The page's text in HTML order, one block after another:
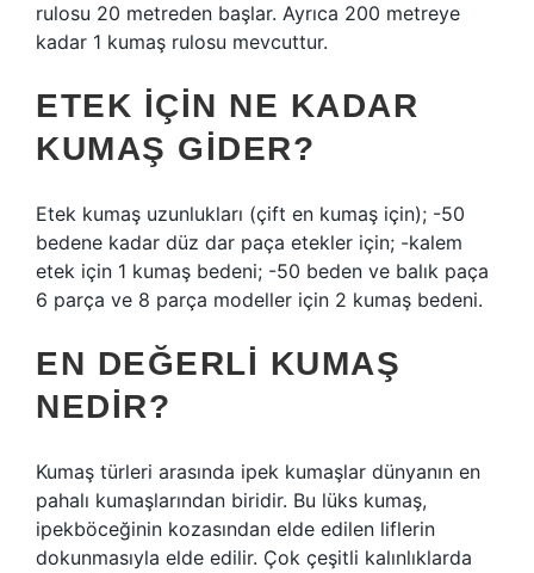
rulosu 20 metreden başlar. Ayrıca 200 metreye
kadar 1 kumaş rulosu mevcuttur.
ETEK IÇIN NE KADAR
KUMAŞ GIDER?
Etek kumaş uzunlukları (çift en kumaş için); -50
bedene kadar düz dar paça etekler için; -kalem
etek için 1 kumaş bedeni; -50 beden ve balık paça
6 parça ve 8 parça modeller için 2 kumaş bedeni.
EN DEĞERLI KUMAŞ
NEDIR?
Kumaş türleri arasında ipek kumaşlar dünyanın en
pahalı kumaşlarından biridir. Bu lüks kumaş,
ipekböceğinin kozasından elde edilen liflerin
dokunmasıyla elde edilir. Çok çeşitli kalınlıklarda